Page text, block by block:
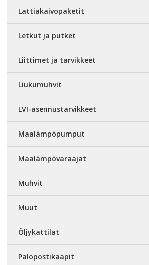
Lattiakaivopaketit
Letkut ja putket
Liittimet ja tarvikkeet
Liukumuhvit
LVI-asennustarvikkeet
Maalämpöpumput
Maalämpövaraajat
Muhvit
Muut
Öljykattilat
Palopostikaapit